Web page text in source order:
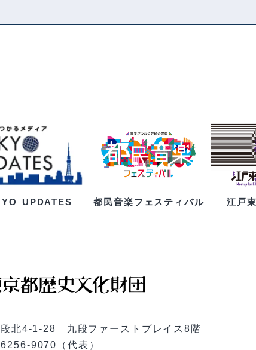
UPDATES 都民音楽フェスティバル 江戸
北4-1-28 九段ファーストプレイス8階
9070（代表）